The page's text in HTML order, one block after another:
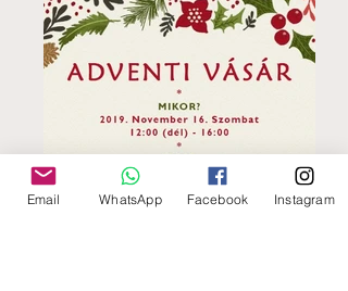
Email WhatsApp Facebook Instagram